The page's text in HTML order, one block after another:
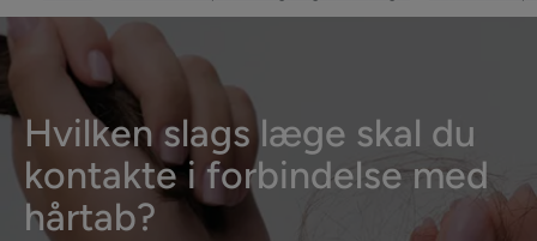
Hvilken slags læge skal du
kontakte i forbindelse med
hårtab?